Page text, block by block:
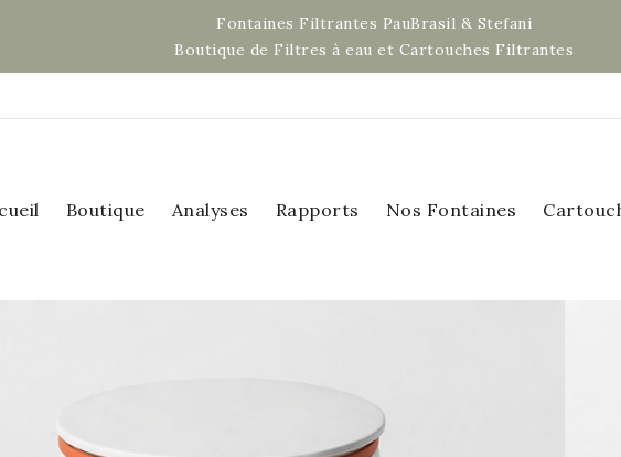
Fontaines Filtrantes PauBrasil & Stefani
Boutique de Filtres à eau et Cartouches Filtrantes
Boutique Analyses Rapports Nos Fontaines